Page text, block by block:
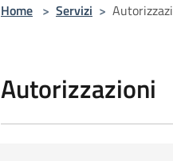
Home > Servizi >
Autorizzazioni